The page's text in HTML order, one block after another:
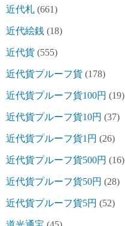
近代札 (661)
近代絵銭 (18)
近代貨 (555)
近代貨プルーフ貨 (178)
近代貨プルーフ貨100円 (19)
近代貨プルーフ貨10円 (37)
近代貨プルーフ貨1円 (26)
近代貨プルーフ貨500円 (16)
近代貨プルーフ貨50円 (28)
近代貨プルーフ貨5円 (52)